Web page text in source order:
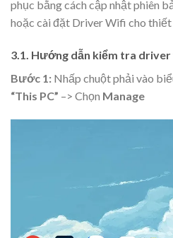
phục bằng cách cập nhật phiên
hoặc cài đặt Driver Wifi cho thiết
3.1. Hướng dẫn kiểm tra
Bước 1: Nhấp chuột phải vào
“This PC” –> Chọn Manage